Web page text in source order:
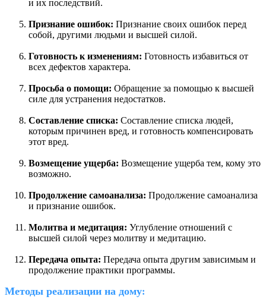
и их последствий.
Признание ошибок: Признание своих ошибок перед
собой, другими людьми и высшей силой.
Готовность к изменениям: Готовность избавиться от
всех дефектов характера.
Просьба о помощи: Обращение за помощью к высшей
силе для устранения недостатков.
Составление списка: Составление списка людей,
которым причинен вред, и готовность компенсировать
этот вред.
Возмещение ущерба: Возмещение ущерба тем, кому это
возможно.
Продолжение самоанализа: Продолжение самоанализа
и признание ошибок.
Молитва и медитация: Углубление отношений с
высшей силой через молитву и медитацию.
Передача опыта: Передача опыта другим зависимым и
продолжение практики программы.
Методы реализации на дому: